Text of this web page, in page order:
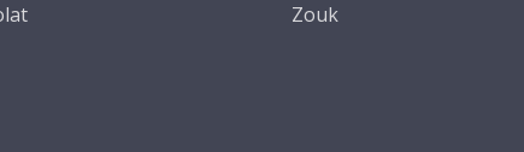
Zouk